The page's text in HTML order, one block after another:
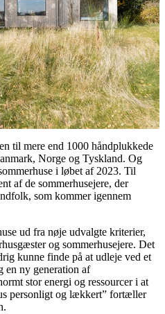
til mere end 1000 håndplukkede
Norge og Tyskland. Og
i løbet af 2023. Til
af de sommerhusejere, der
som kommer igennem
ud fra nøje udvalgte kriterier,
og sommerhusejere. Det
kunne finde på at udleje ved et
en ny generation af
stor energi og ressourcer i at
personligt og lækkert” fortæller